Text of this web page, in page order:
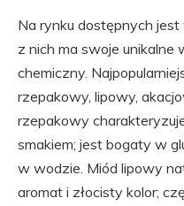
Na rynku dostępnych
z nich ma swoje unikalne
chemiczny.
rzepakowy, lipowy,
rzepakowy
smakiem; jest bogaty w
w wodzie. Miód lipowy
aromat i złocisty kolor;